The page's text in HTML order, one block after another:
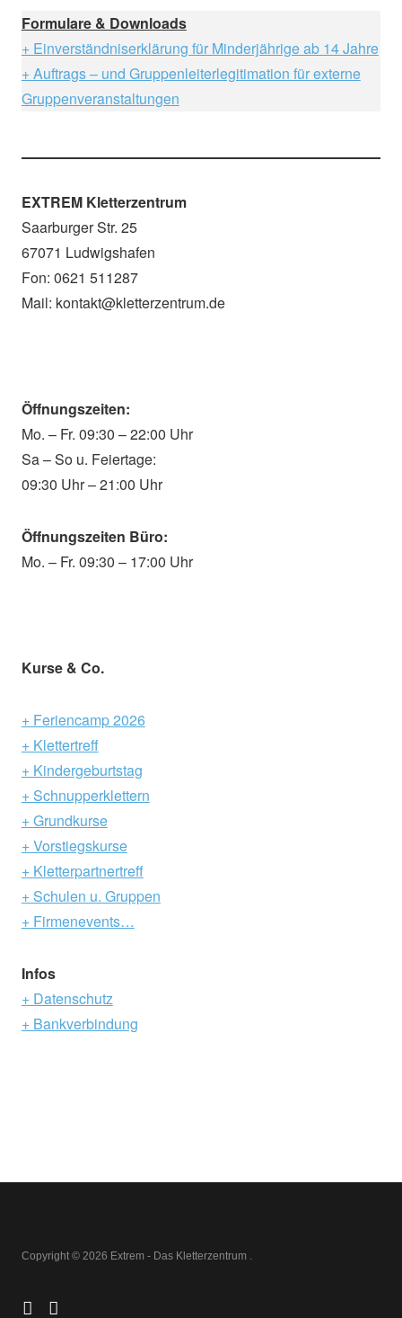
Formulare & Downloads
+ Einverständniserklärung für Minderjährige ab 14 Jahre
+ Auftrags – und Gruppenleiterlegitimation für externe
Gruppenveranstaltungen
EXTREM Kletterzentrum
Saarburger Str. 25
67071 Ludwigshafen
Fon: 0621 511287
Mail: kontakt@kletterzentrum.de
Öffnungszeiten:
Mo. – Fr. 09:30 – 22:00 Uhr
Sa – So u. Feiertage:
09:30 Uhr – 21:00 Uhr
Öffnungszeiten Büro:
Mo. – Fr. 09:30 – 17:00 Uhr
Kurse & Co.
+ Feriencamp 2026
+ Klettertreff
+ Kindergeburtstag
+ Schnupperklettern
+ Grundkurse
+ Vorstiegskurse
+ Kletterpartnertreff
+ Schulen u. Gruppen
+ Firmenevents…
Infos
+ Datenschutz
+ Bankverbindung
Copyright © 2026 Extrem - Das Kletterzentrum